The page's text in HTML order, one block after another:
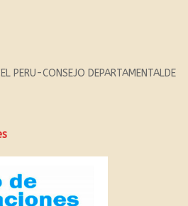
PERU-CONSEJO DEPARTAMENTALDE